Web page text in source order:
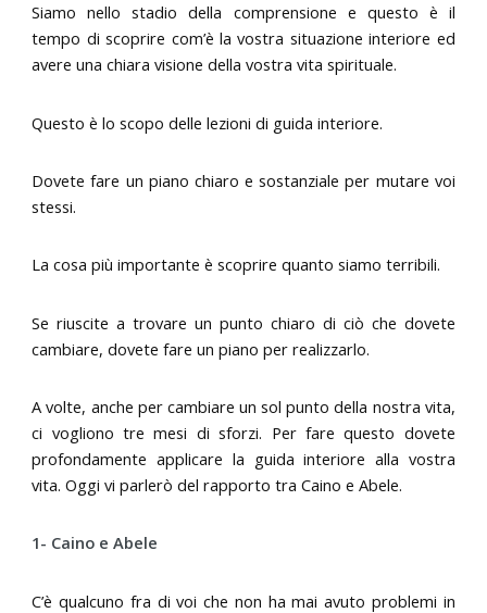
Siamo nello stadio della comprensione e questo è il
tempo di scoprire com’è la vostra situazione interiore ed
avere una chiara visione della vostra vita spirituale.
Questo è lo scopo delle lezioni di guida interiore.
Dovete fare un piano chiaro e sostanziale per mutare voi
stessi.
La cosa più importante è scoprire quanto siamo terribili.
Se riuscite a trovare un punto chiaro di ciò che dovete
cambiare, dovete fare un piano per realizzarlo.
A volte, anche per cambiare un sol punto della nostra vita,
ci vogliono tre mesi di sforzi. Per fare questo dovete
profondamente applicare la guida interiore alla vostra
vita. Oggi vi parlerò del rapporto tra Caino e Abele.
1- Caino e Abele
C’è qualcuno fra di voi che non ha mai avuto problemi in